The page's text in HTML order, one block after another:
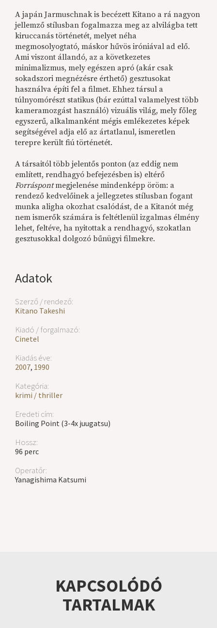
Adatok
Szerző / rendező:
Kitano Takeshi
Kiadó / forgalmazó:
Cinetel
Kiadás éve:
2007, 1990
Kategória:
krimi / thriller
Eredeti cím:
Boiling Point (3-4x juugatsu)
Hossz:
96 perc
Operatőr:
Yanagishima Katsumi
A japán Jarmuschnak is becézett Kitano a rá nagyon
jellemző stílusban fogalmazza meg az alvilágba tett
kiruccanás történetét, melyet néha
megmosolyogtató, máskor hűvös iróniával ad elő.
Ami viszont állandó, az a következetes
minimalizmus, mely egészen apró (akár csak
sokadszori megnézésre érthető) gesztusokat
használva építi fel a filmet. Ehhez társul a
túlnyomórészt statikus (bár ezúttal valamelyest több
kameramozgást használó) vizuális világ, mely főleg
egyszerű, alkalmanként mégis emlékezetes képek
segítségével adja elő az ártatlanul, ismeretlen
terepre került fiú történetét.
A társaitól több jelentős ponton (az eddig nem
említett, rendhagyó befejezésben is) eltérő
Forráspontmegjelenése mindenképp öröm: a
rendező kedvelőinek a jellegzetes stílusban fogant
munka aligha okozhat csalódást, de a Kitanót még
nem ismerők számára is feltétlenül izgalmas élmény
lehet, feltéve, ha nyitottak a rendhagyó, szokatlan
gesztusokkal dolgozó bűnügyi filmekre.
KAPCSOLÓDÓ
TARTALMAK